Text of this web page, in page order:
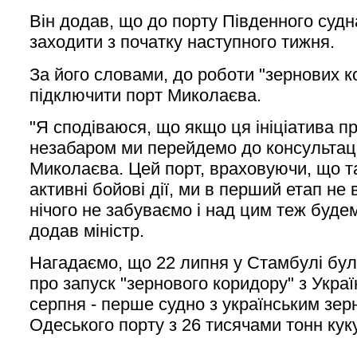
Він додав, що до порту Південного
заходити з початку наступного тижня.
За його словами, до роботи "зернових
підключити порт Миколаєва.
"Я сподіваюся, що якщо ця ініціатива
незабаром ми перейдемо до
Миколаєва. Цей порт, враховуючи, що
активні бойові дії, ми в перший етап
нічого не забуваємо і над цим теж
додав міністр.
Нагадаємо, що 22 липня у Стамбулі
про запуск "зернового коридору" з
серпня - перше судно з українським
Одеського порту з 26 тисячами тонн